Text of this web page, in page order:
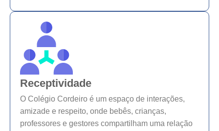
Receptividade
O Colégio Cordeiro é um espaço de interações,
amizade e respeito, onde bebês, crianças,
professores e gestores compartilham uma relação